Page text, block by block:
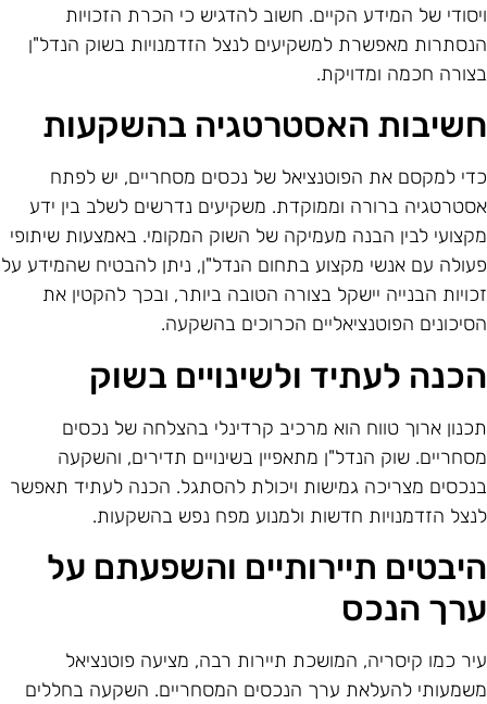
של המידע הקיים. חשוב להדגיש כי הכרת הזכויות
מאפשרת למשקיעים לנצל הזדמנויות בשוק הנדל"ן
חכמה ומדויקת.
האסטרטגיה בהשקעות
למקסם את הפוטנציאל של נכסים מסחריים, יש לפתח
ברורה וממוקדת. משקיעים נדרשים לשלב בין ידע
לבין הבנה מעמיקה של השוק המקומי. באמצעות שיתופי
עם אנשי מקצוע בתחום הנדל"ן, ניתן להבטיח שהמידע על
הבנייה יישקל בצורה הטובה ביותר, ובכך להקטין את
הפוטנציאליים הכרוכים בהשקעה.
לעתיד ולשינויים בשוק
ארוך טווח הוא מרכיב קרדינלי בהצלחה של נכסים
שוק הנדל"ן מתאפיין בשינויים תדירים, והשקעה
מצריכה גמישות ויכולת להסתגל. הכנה לעתיד תאפשר
הזדמנויות חדשות ולמנוע מפח נפש בהשקעות.
תיירותיים והשפעתם על
הנכס
כמו קיסריה, המושכת תיירות רבה, מציעה פוטנציאל
להעלאת ערך הנכסים המסחריים. השקעה בחללים